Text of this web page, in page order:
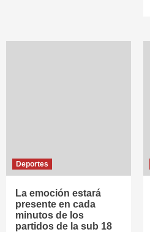
Deportes
La emoción estará
presente en cada
minutos de los
partidos de la sub 18